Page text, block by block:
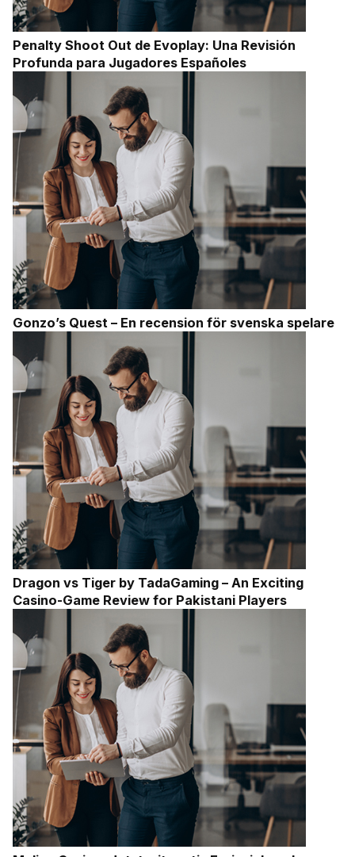
Penalty Shoot Out de Evoplay: Una Revisión
Profunda para Jugadores Españoles
Gonzo’s Quest – En recension för svenska spelare
Dragon vs Tiger by TadaGaming – An Exciting
Casino-Game Review for Pakistani Players